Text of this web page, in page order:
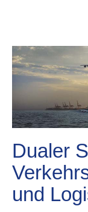
Dualer
und